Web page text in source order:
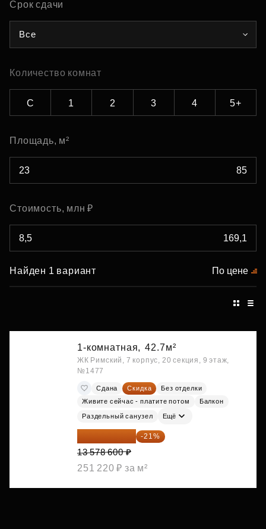
Срок сдачи
Все
Количество комнат
С 1 2 3 4 5+
Площадь, м²
Стоимость, млн ₽
Найден 1 вариант По цене
1-комнатная, 42.7м²
ЖК Римский, 7 корпус, 20 секция, 9 этаж,
№1477
Сдана Скидка
Без отделки
Живите сейчас - платите потом
Балкон
Раздельный санузел Ещё
10 727 094 ₽ -21%
13 578 600 ₽
251 220 ₽ за м²